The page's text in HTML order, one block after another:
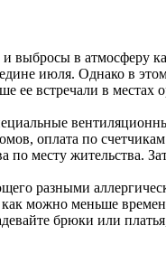
в атмосферу
июля. Однако в
встречали в
оплата по
месту жительства.
разными
можно меньше
брюки или